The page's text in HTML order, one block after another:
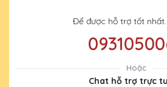
Để được hỗ trợ tốt
Hoặc
Chat hỗ trợ trực